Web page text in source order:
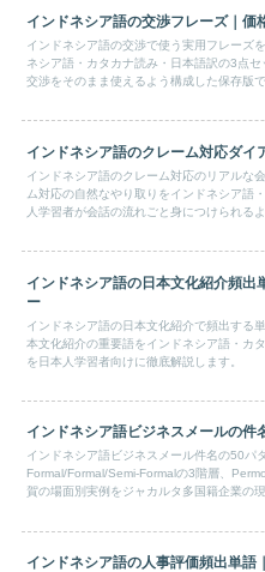
インドネシア語の交渉フレーズ｜価
インドネシア語の交渉で使う実用フレーズ
ネシア語・カタカナ読み・日本語訳の3点
交渉をそのまま使えるよう構成した保存版で
インドネシア語のクレーム対応ダイ
インドネシア語のクレーム対応のリアルな
ム対応の自然なやり取りをインドネシア語
人学習者が会話の流れごと身につけられる
インドネシア語の日本文化紹介頻出
ー
インドネシア語の日本文化紹介で頻出する
本文化紹介の重要語をインドネシア語・カ
を日本人学習者向けに徹底解説します。
インドネシア語ビジネスメールの件
インドネシア語ビジネスメール件名の50パ
Formal/Formal/Semi-Formalの3階層、
賀の場面別実例をジャカルタ多国籍企業の
インドネシア語の人事評価頻出単語